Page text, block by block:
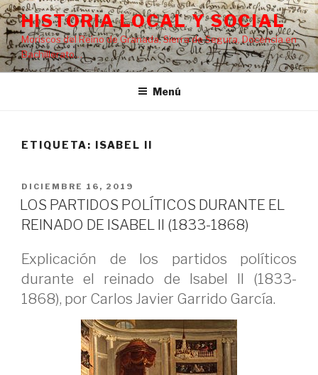
Saltar
al
contenido
HISTORIA LOCAL Y SOCIAL
Moriscos del Reino de Granada, Sierra de Segura, Docencia en
Bachillerato…
Menú
ETIQUETA: ISABEL II
PUBLICADO
EL
DICIEMBRE 16, 2019
LOS PARTIDOS POLÍTICOS DURANTE EL
REINADO DE ISABEL II (1833-1868)
Explicación de los partidos políticos
durante el reinado de Isabel II (1833-
1868), por Carlos Javier Garrido García.